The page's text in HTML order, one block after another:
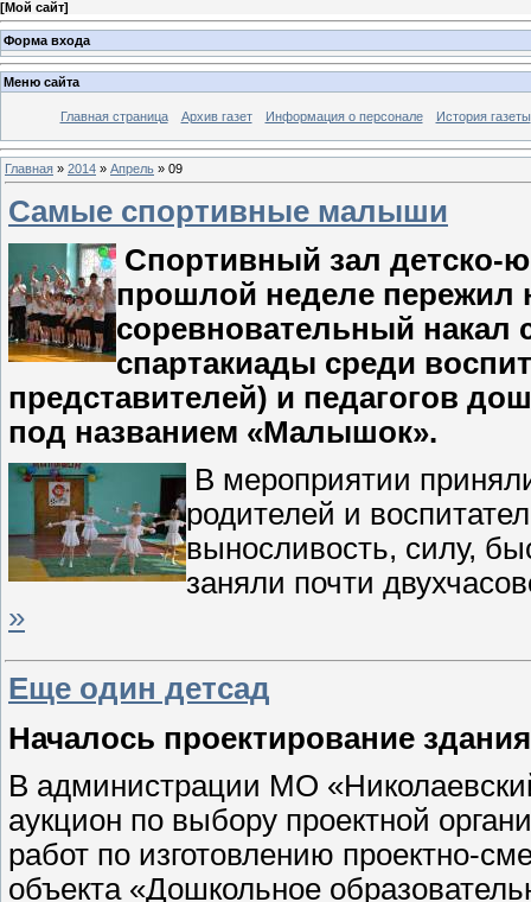
[Мой сайт]
Форма входа
Меню сайта
Главная страница Архив газет Информация о персонале История газеты
Главная » 2014 » Апрель » 09
Cамые спортивные малыши
Спортивный зал детско-
прошлой неделе пережил
соревновательный накал
спартакиады среди
представителей) и педагогов
под названием «Малышок».
В мероприятии
родителей и
выносливость, силу,
заняли почти
»
Еще один детсад
Началось проектирование
В администрации МО
аукцион по выбору проектной
работ по изготовлению проектно-
объекта «Дошкольное